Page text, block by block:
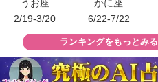
うお座
2/19-3/20
かに座
6/22-7/22
ランキングをもっとみる